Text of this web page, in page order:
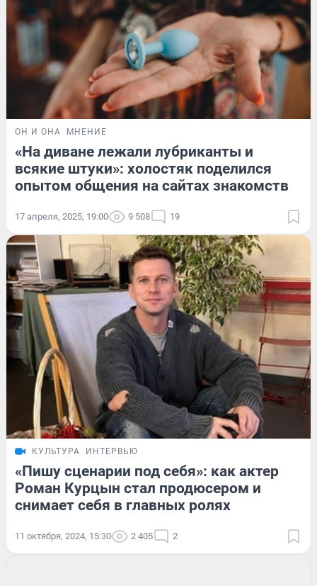
ОН И ОНА МНЕНИЕ
«На диване лежали лубриканты и
всякие штуки»: холостяк поделился
опытом общения на сайтах знакомств
17 апреля, 2025, 19:00 9 508 19
КУЛЬТУРА ИНТЕРВЬЮ
«Пишу сценарии под себя»: как актер
Роман Курцын стал продюсером и
снимает себя в главных ролях
11 октября, 2024, 15:30 2 405 2